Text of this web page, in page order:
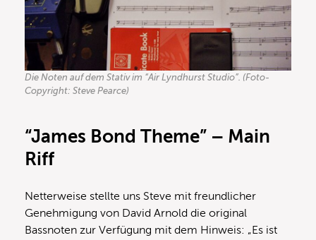
Die Noten auf dem Stativ im “Air Lyndhurst Studio”. (Foto-
Copyright: Steve Pearce)
“James Bond Theme” – Main
Riff
Netterweise stellte uns Steve mit freundlicher
Genehmigung von David Arnold die original
Bassnoten zur Verfügung mit dem Hinweis: „Es ist